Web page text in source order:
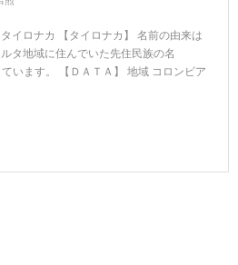
ロナカ 【タイロナカ】 名前の由来は
タ地域に住んでいた先住民族の名
います。 【ＤＡＴＡ】 地域 コロンビア